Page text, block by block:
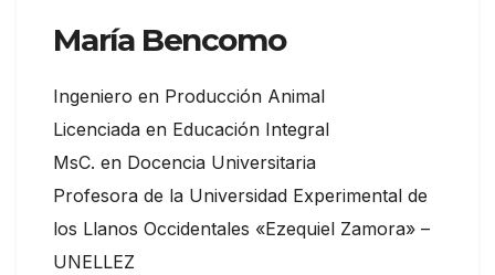
María Bencomo
Ingeniero en Producción Animal
Licenciada en Educación Integral
MsC. en Docencia Universitaria
Profesora de la Universidad Experimental de
los Llanos Occidentales «Ezequiel Zamora» –
UNELLEZ